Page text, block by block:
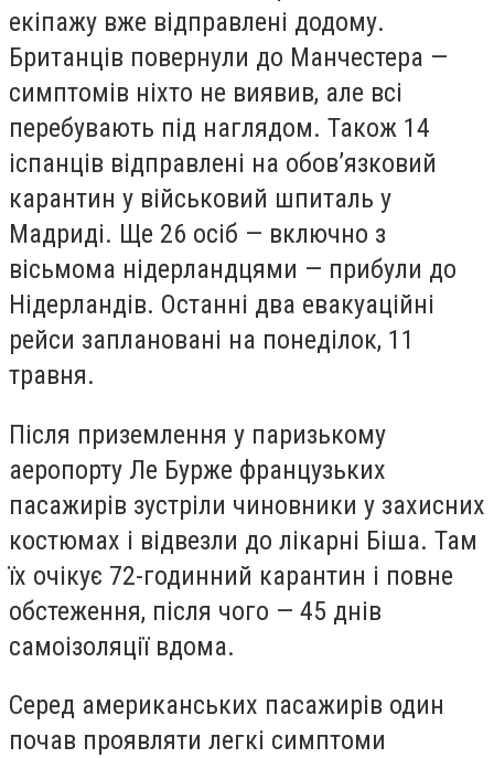
екіпажу вже відправлені додому.
Британців повернули до Манчестера —
симптомів ніхто не виявив, але всі
перебувають під наглядом. Також 14
іспанців відправлені на обов’язковий
карантин у військовий шпиталь у
Мадриді. Ще 26 осіб — включно з
вісьмома нідерландцями — прибули до
Нідерландів. Останні два евакуаційні
рейси заплановані на понеділок, 11
травня.
Після приземлення у паризькому
аеропорту Ле Бурже французьких
пасажирів зустріли чиновники у захисних
костюмах і відвезли до лікарні Біша. Там
їх очікує 72-годинний карантин і повне
обстеження, після чого — 45 днів
самоізоляції вдома.
Серед американських пасажирів один
почав проявляти легкі симптоми